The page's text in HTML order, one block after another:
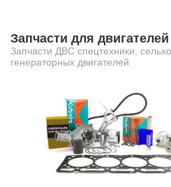
Запчасти для двигателей
Запчасти ДВС спецтехники,
генераторных двигателей